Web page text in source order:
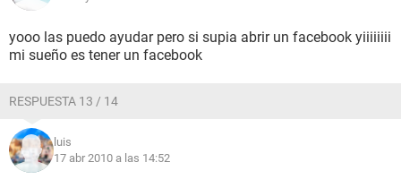
yooo las puedo ayudar pero si supia abrir un facebook yiiiiiiii
mi sueño es tener un facebook
RESPUESTA 13 / 14
luis
17 abr 2010 a las 14:52